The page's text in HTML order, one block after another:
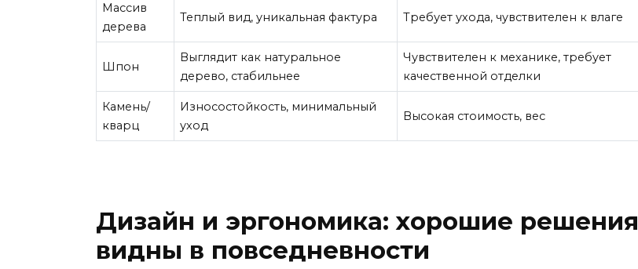
Массив
дерева
Теплый вид, уникальная фактура Требует ухода, чувствителен к влаге
Шпон
Выглядит как натуральное
дерево, стабильнее
Чувствителен к механике, требует
качественной отделки
Камень/
кварц
Износостойкость, минимальный
уход
Высокая стоимость, вес
Дизайн и эргономика: хорошие решения
видны в повседневности